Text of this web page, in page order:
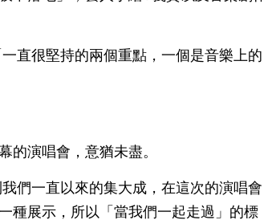
直很堅持的兩個重點，一個是音樂上的
的演唱會，意猶未盡。
們一直以來的集大成，在這次的演唱會
種展示，所以「當我們一起走過」的標